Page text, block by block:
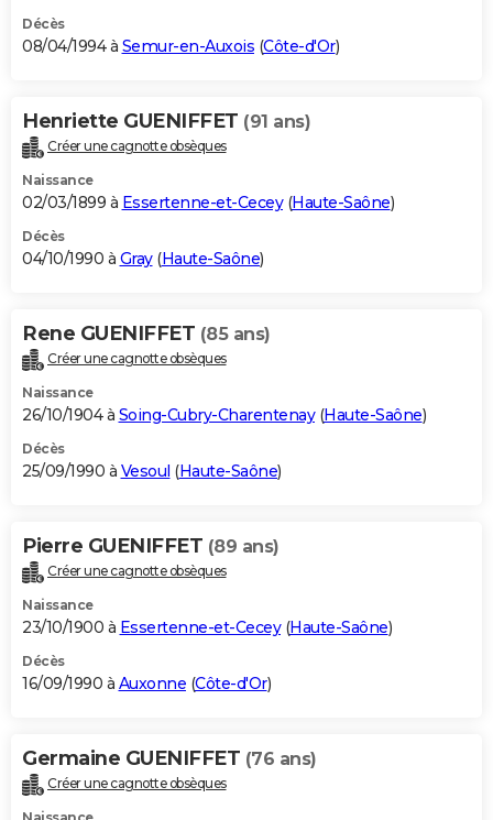
Décès
08/04/1994 à Semur-en-Auxois (Côte-d'Or)
Henriette GUENIFFET (91 ans)
Créer une cagnotte obsèques
Naissance
02/03/1899 à Essertenne-et-Cecey(Haute-Saône)
Décès
04/10/1990 à Gray(Haute-Saône)
Rene GUENIFFET (85 ans)
Créer une cagnotte obsèques
Naissance
26/10/1904 à Soing-Cubry-Charentenay(Haute-Saône)
Décès
25/09/1990 à Vesoul (Haute-Saône)
Pierre GUENIFFET (89 ans)
Créer une cagnotte obsèques
Naissance
23/10/1900 à Essertenne-et-Cecey(Haute-Saône)
Décès
16/09/1990 à Auxonne (Côte-d'Or)
Germaine GUENIFFET (76 ans)
Créer une cagnotte obsèques